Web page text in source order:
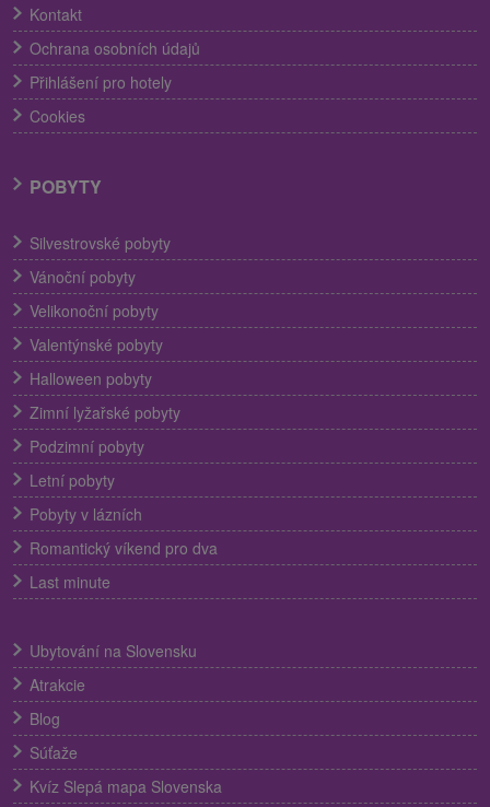
Kontakt
Ochrana osobních údajů
Přihlášení pro hotely
Cookies
POBYTY
Silvestrovské pobyty
Vánoční pobyty
Velikonoční pobyty
Valentýnské pobyty
Halloween pobyty
Zimní lyžařské pobyty
Podzimní pobyty
Letní pobyty
Pobyty v lázních
Romantický víkend pro dva
Last minute
Ubytování na Slovensku
Atrakcie
Blog
Súťaže
Kvíz Slepá mapa Slovenska